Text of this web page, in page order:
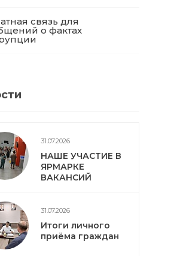
связь для
о фактах
31.07.2026
НАШЕ УЧАСТИЕ В
ЯРМАРКЕ
ВАКАНСИЙ
31.07.2026
Итоги личного
приёма граждан